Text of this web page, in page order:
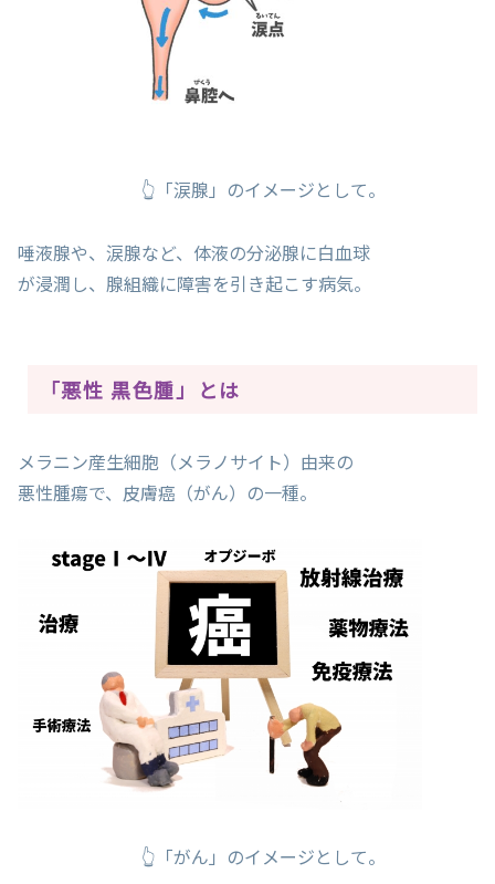
👆「涙腺」のイメージとして。
唾液腺や、涙腺など、体液の分泌腺に白血球
が浸潤し、腺組織に障害を引き起こす病気。
「悪性 黒色腫」とは
メラニン産生細胞（メラノサイト）由来の
悪性腫瘍で、皮膚癌（がん）の一種。
👆「がん」のイメージとして。